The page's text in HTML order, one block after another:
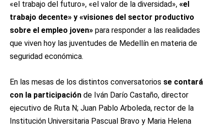
«el trabajo del futuro», «el valor de la diversidad», «el
trabajo decente» y «visiones del sector productivo
sobre el empleo joven» para responder a las realidades
que viven hoy las juventudes de Medellín en materia de
seguridad económica.
En las mesas de los distintos conversatorios se contará
con la participación de Iván Darío Castaño, director
ejecutivo de Ruta N; Juan Pablo Arboleda, rector de la
Institución Universitaria Pascual Bravo y Maria Helena